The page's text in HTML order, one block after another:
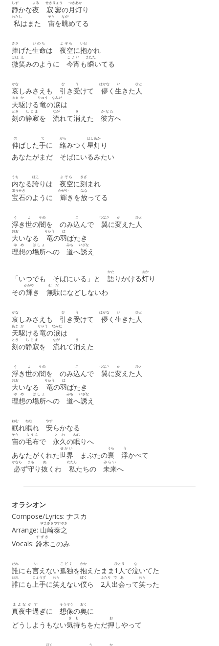
静
しず
かな夜
よる
寂寥
せきりょう
の月
つき
灯
あか
り
私
わたし
はまた 宙
そら
を眺
なが
めてる
捧
ささ
げた生命
いのち
は 夜空
よぞら
に抱
いだ
かれ
微
ほほ
笑
え
みのように 今宵
こよい
も瞬
またた
いてる
哀
かな
しみさえも 引
ひ
き受
う
けて 儚
はかな
く 生
い
きた 人
ひと
天
あま
駆
か
ける竜
りゅう
の涙
なみだ
は
刻
とき
の静寂
しじま
を 流
なが
れて消
き
えた 彼方
かなた
へ
伸
の
ばした手
て
に 絡
から
みつく 星
ほし
灯
あか
り
あなたがまだ そばにいるみたい
内
うち
なる誇
ほこ
りは 夜空
よぞら
に刻
きざ
まれ
宝石
ほうせき
のように 輝
かがや
きを放
はな
ってる
浮
う
き世
よ
の闇
やみ
を のみ込
こ
んで 翼
つばさ
に変
か
えた 人
ひと
大
おお
いなる 竜
りゅう
の羽
は
ばたき
理想
ゆめ
の場所
ばしょ
への 道
みち
へ誘
いざな
え
「いつでも そばにいる」と 語
かた
りかける灯
あか
り
その輝
かがや
き 無駄
むだ
になどしないわ
哀
かな
しみさえも 引
ひ
き受
う
けて 儚
はかな
く 生
い
きた 人
ひと
天
あま
駆
か
ける竜
りゅう
の涙
なみだ
は
刻
とき
の静寂
しじま
を 流
なが
れて消
き
えた
浮
う
き世
よ
の闇
やみ
を のみ込
こ
んで 翼
つばさ
に変
か
えた 人
ひと
大
おお
いなる 竜
りゅう
の羽
は
ばたき
理想
ゆめ
の場所
ばしょ
への 道
みち
へ誘
いざな
え
眠
ねむ
れ眠
ねむ
れ 安
やす
らかなる
宙
そら
の毛布
もうふ
で 永久
とわ
の眠
ねむ
りへ
あなたがくれた世界
せかい
まぶたの裏
うら
浮
う
かべて
必
かなら
ず守
まも
り抜
ぬ
くわ 私
わたし
たちの 未来
みらい
へ
オラシオン
Compose/Lyrics: ナスカ
Arrange: 山崎
やまざき
泰之
やすゆき
Vocals: 鈴木
すずき
このみ
誰
だれ
にも言
い
えない孤独
こどく
を抱
かか
えたまま 1人
ひとり
で泣
な
いてた
誰
だれ
にも上手
じょうず
に笑
わら
えない僕
ぼく
ら 2人
ふたり
出
で
会
あ
って笑
わら
った
真夜中
まよなか
過
す
ぎに 想像
そうぞう
の奥
おく
に
どうしようもない気
き
持
も
ちをただ押
お
しやって
ぼく う か